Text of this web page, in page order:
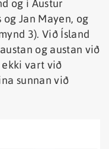
og í Austur
Jan Mayen, og
3). Við Ísland
og austan við
vart við
sunnan við